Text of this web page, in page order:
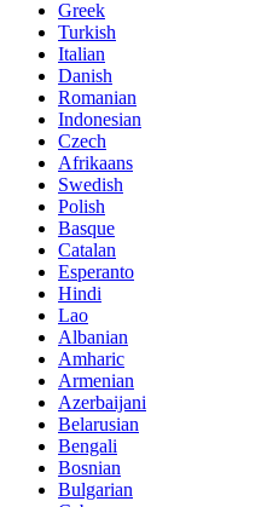
Greek
Turkish
Italian
Danish
Romanian
Indonesian
Czech
Afrikaans
Swedish
Polish
Basque
Catalan
Esperanto
Hindi
Lao
Albanian
Amharic
Armenian
Azerbaijani
Belarusian
Bengali
Bosnian
Bulgarian